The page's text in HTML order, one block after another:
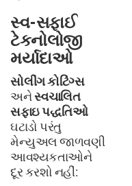
સ્વ-સફાઈ
ટેકનોલોજી
મર્યાદાઓ
સોલીંગ કોટિંગ્સ
અનેસ્વચાલિત
સફાઇ પદ્ધતિઓ
ઘટાડો પરંતુ
મેન્યુઅલ જાળવણી
આવશ્યકતાઓને
દૂર કરશો નહીં: